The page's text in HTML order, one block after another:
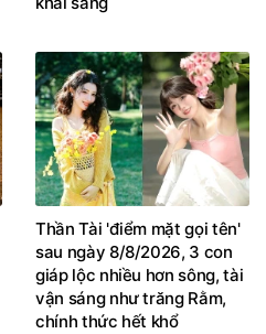
Thần Tài 'điểm mặt gọi tên'
sau ngày 8/8/2026, 3 con
giáp lộc nhiều hơn sông, tài
vận sáng như trăng Rằm,
chính thức hết khổ